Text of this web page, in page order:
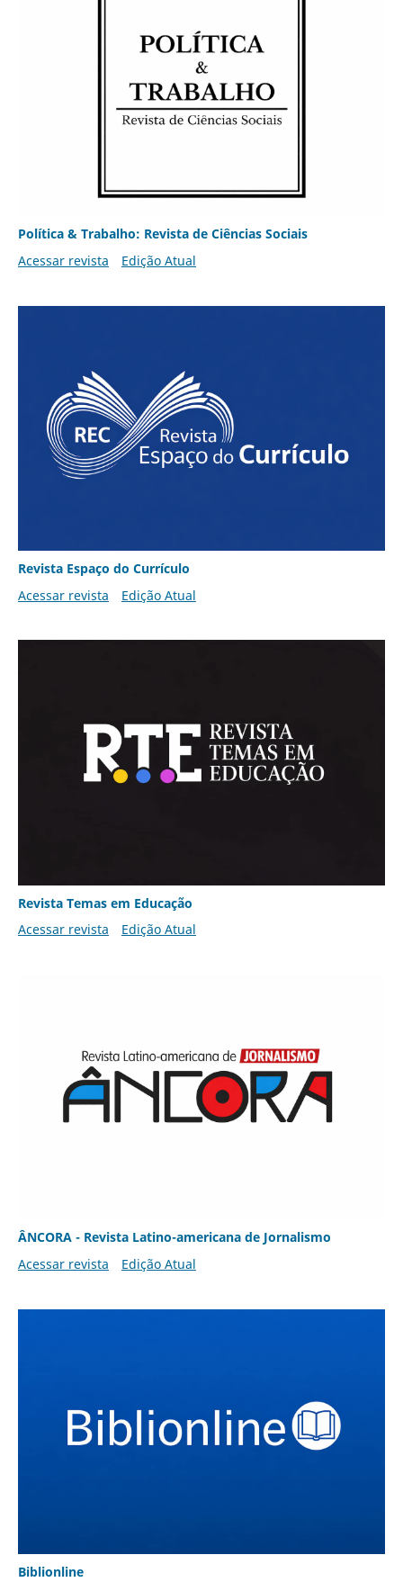
Política & Trabalho: Revista de Ciências Sociais
Acessar revista
Edição Atual
Revista Espaço do Currículo
Acessar revista
Edição Atual
Revista Temas em Educação
Acessar revista
Edição Atual
ÂNCORA - Revista Latino-americana de Jornalismo
Acessar revista
Edição Atual
Biblionline